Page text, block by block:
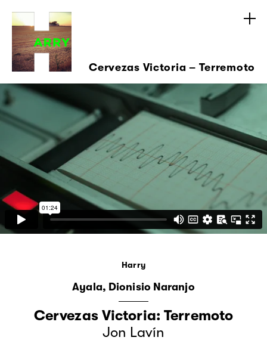
Cervezas Victoria – Terremoto
Harry
Ayala Dionisio Naranjo
Cervezas Victoria: Terremoto
Jon Lavín